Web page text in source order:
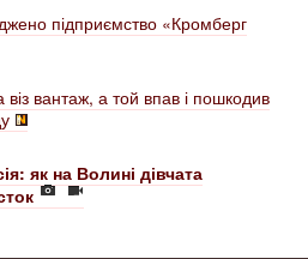
підприємство «Кромберг
вантаж, а той впав і пошкодив
як на Волині дівчата